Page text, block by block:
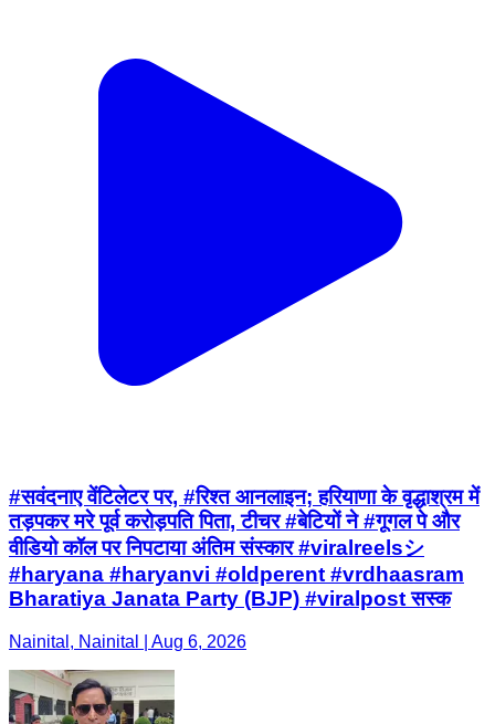
#सवंदनाए वेंटिलेटर पर, #रिश्त आनलाइन; हरियाणा के वृद्धाश्रम में
तड़पकर मरे पूर्व करोड़पति पिता, टीचर #बेटियों ने #गूगल पे और
Nainital, Nainital | Aug 6, 2026